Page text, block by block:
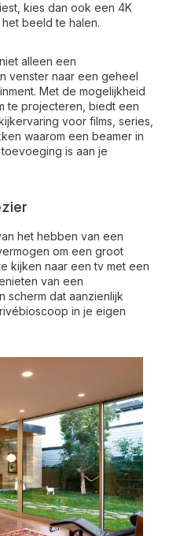
kies dan ook een 4K
beeld te halen.
alleen een
venster naar een geheel
Met de mogelijkheid
te projecteren, biedt een
voor films, series,
waarom een beamer in
is aan je
het hebben van een
om een groot
kijken naar een tv met een
van een
scherm dat aanzienlijk
in je eigen